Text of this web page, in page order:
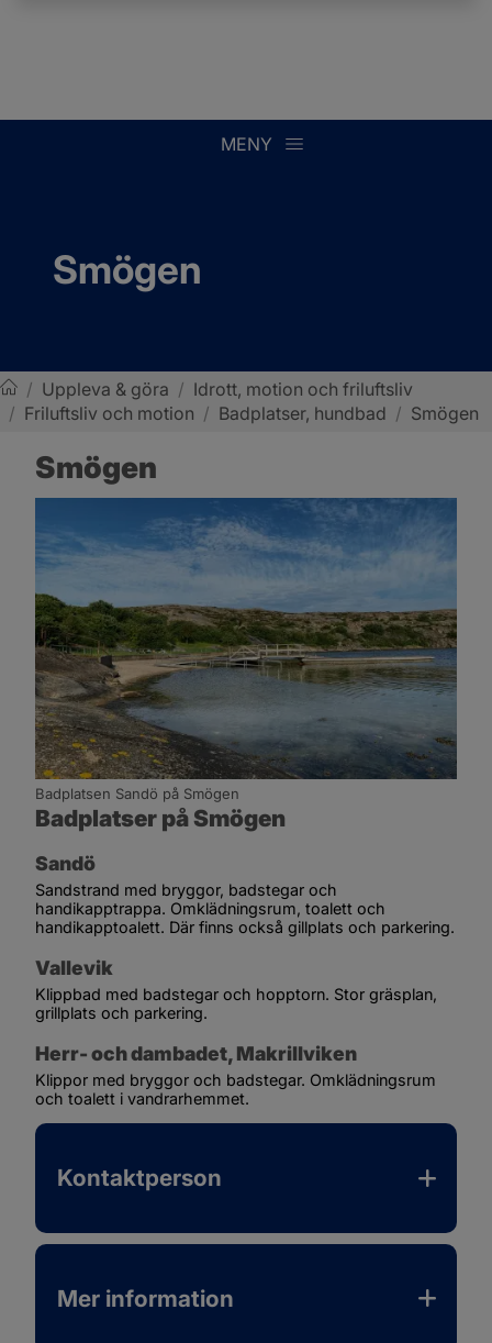
MENY
Smögen
Sotenäs kommun
/ Uppleva & göra / Idrott, motion och friluftsliv
/ Friluftsliv och motion / Badplatser, hundbad / Smögen
Smögen
Badplatsen Sandö på Smögen
Badplatser på Smögen
Sandö
Sandstrand med bryggor, badstegar och
handikapptrappa. Omklädningsrum, toalett och
handikapptoalett. Där finns också gillplats och parkering.
Vallevik
Klippbad med badstegar och hopptorn. Stor gräsplan,
grillplats och parkering.
Herr- och dambadet, Makrillviken
Klippor med bryggor och badstegar. Omklädningsrum
och toalett i vandrarhemmet.
Kontaktperson
Mer information